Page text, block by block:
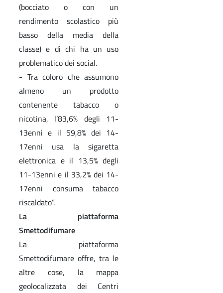
(bocciato o con un
rendimento scolastico più
basso della media della
classe) e di chi ha un uso
problematico dei social.
- Tra coloro che assumono
almeno un prodotto
contenente tabacco o
nicotina, l’83,6% degli 11-
13enni e il 59,8% dei 14-
17enni usa la sigaretta
elettronica e il 13,5% degli
11-13enni e il 33,2% dei 14-
17enni consuma tabacco
riscaldato”.
La piattaforma
Smettodifumare
La piattaforma
Smettodifumare offre, tra le
altre cose, la mappa
geolocalizzata dei Centri